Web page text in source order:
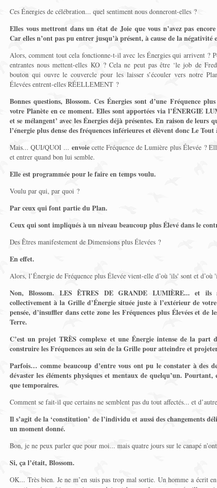
Ces Énergies de célébration... quel sentiment nous donneront-elles ?
Elles vous mettront dans un état de Joie que vous n’avez pas
Car elles n’ont pas pu entrer jusqu’à présent, à cause de la négativité
Alors, comment tout cela fonctionne-t-il avec les Énergies qui arrivent ?
entrantes nous mettent-elles KO ? Cela ne peut pas être ‘le job de
bouton qui ouvre le couvercle pour les laisser s’écouler vers notre
Élevées entrent-elles RÉELLEMENT ?
Bonnes questions, Blossom. Ces Énergies sont d’une Fréquence
votre Planète en ce moment. Elles sont apportées via l’ÉNERGIE
et se mélangent’ avec les Énergies déjà présentes. En raison de leurs
l’énergie plus dense des fréquences inférieures et élèvent donc Le
Mais... QUI/QUOI ... envoiecette Fréquence de Lumière plus Élevée ?
et entrer quand bon lui semble.
Elle est programmée pour le faire en temps voulu.
Voulu par qui, par quoi ?
Par ceux qui font partie du Plan.
Ceux qui sont impliqués à un niveau beaucoup plus Élevé dans le
Des Êtres manifestement de Dimensions plus Élevées ?
En effet.
Alors, l’Énergie de Fréquence plus Élevée vient-elle d’où 'ils' sont et d’où
Non, Blossom. LES ÊTRES DE GRANDE LUMIÈRE... et ils
collectivement à la Grille d’Énergie située juste à l’extérieur de
pensée, d’insuffler dans cette zone les Fréquences plus Élevées et de
Terre.
C’est un projet TRÈS complexe et une Énergie intense de la part
construire les Fréquences au sein de la Grille pour atteindre et
Parfois… comme beaucoup d’entre vous ont pu le constater à des
dévaster les éléments physiques et mentaux de quelqu’un. Pourtant,
que temporaires.
Comment se fait-il que certains ne semblent pas du tout affectés... et
Il s’agit de la ‘constitution’ de l’individu et aussi des changements
un moment donné.
Bon, je ne peux parler que pour moi... mais quatre jours sur le canapé
Si, ça l’était, Blossom.
OK... Très bien. Je ne m’en suis pas trop mal sortie. Un homme a écrit